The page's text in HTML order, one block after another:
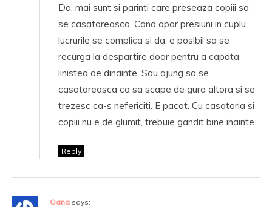
Da, mai sunt si parinti care preseaza copiii sa
se casatoreasca. Cand apar presiuni in cuplu,
lucrurile se complica si da, e posibil sa se
recurga la despartire doar pentru a capata
linistea de dinainte. Sau ajung sa se
casatoreasca ca sa scape de gura altora si se
trezesc ca-s nefericiti. E pacat. Cu casatoria si
copiii nu e de glumit, trebuie gandit bine inainte.
Reply
Oana says: